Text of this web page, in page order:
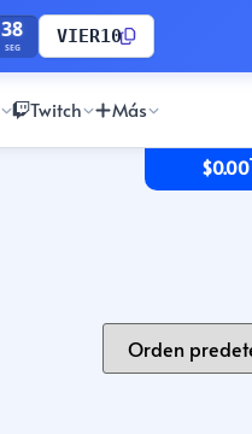
38
SEG
VIER10
Twitch Más
$0.00